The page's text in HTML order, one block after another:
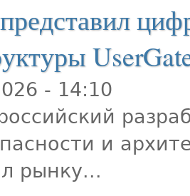
- 14:10
и
рынку...